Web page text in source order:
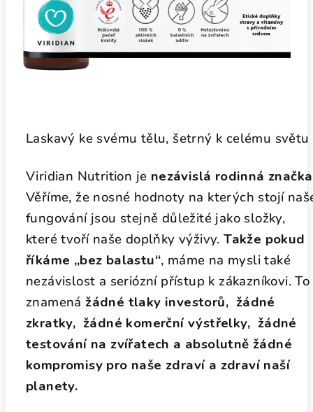
Laskavý ke svému tělu, šetrný k celému světu
Viridian Nutrition je nezávislá rodinná
Věříme, že nosné hodnoty na kterých stojí
fungování jsou stejně důležité jako složky,
které tvoří naše doplňky výživy.Takže pokud
říkáme „bez balastu“, máme na mysli také
nezávislost a seriózní přístup k zákazníkovi. To
znamenážádné tlaky investorů, žádné
zkratky, žádné komerční výstřelky, žádné
testování na zvířatech a absolutně žádné
kompromisy pro naše zdraví a zdraví naší
planety.